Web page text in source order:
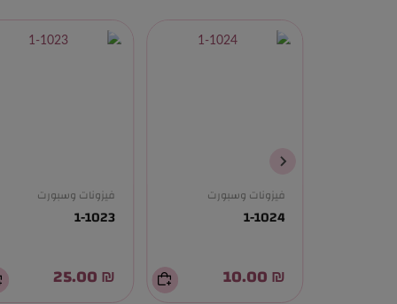
فيزونات وسبورت
1-1024
₪ 10.00
فيزونات وسبورت
1-1023
₪ 25.00